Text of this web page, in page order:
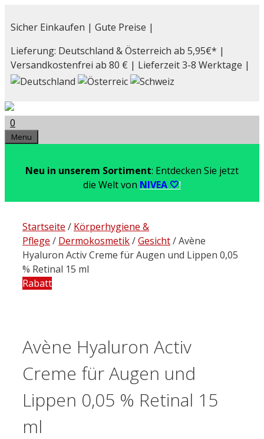
Inhalt
Sicher Einkaufen | Gute Preise |
Lieferung: Deutschland & Österreich ab 5,95€* |
Versandkostenfrei ab 80 € | Lieferzeit 3-8 Werktage |
0
Menu
Neu in unserem Sortiment: Entdecken Sie jetzt
die Welt von NIVEA 🤍!
Startseite / Körperhygiene &
Pflege / Dermokosmetik/Gesicht/ Avène
Hyaluron Activ Creme für Augen und Lippen 0,05
% Retinal 15 ml
Rabatt
Avène Hyaluron Activ
Creme für Augen und
Lippen 0,05 % Retinal 15
ml